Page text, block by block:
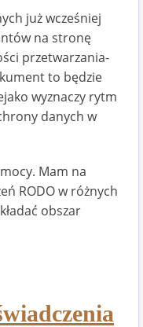
już wcześniej
na stronę
przetwarzania-
to będzie
wyznaczy rytm
danych w
Mam na
RODO w różnych
obszar